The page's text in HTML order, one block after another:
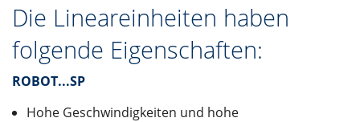
Die Lineareinheiten haben
folgende Eigenschaften:
ROBOT...SP
Hohe Geschwindigkeiten und hohe